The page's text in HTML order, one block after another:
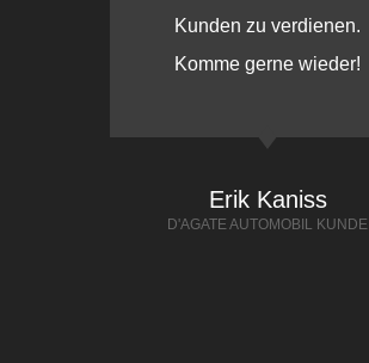
Kunden zu verdienen.
Komme gerne wieder!
Erik Kaniss
D'AGATE AUTOMOBIL KUNDE